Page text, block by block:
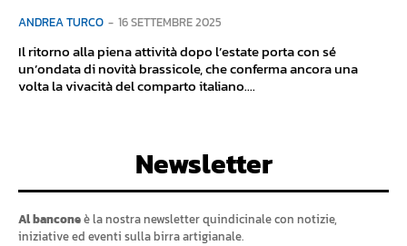
ANDREA TURCO - 16 SETTEMBRE 2025
Il ritorno alla piena attività dopo l’estate porta con sé
un’ondata di novità brassicole, che conferma ancora una
volta la vivacità del comparto italiano....
Newsletter
Al banconeè la nostra newsletter quindicinale con notizie,
iniziative ed eventi sulla birra artigianale.